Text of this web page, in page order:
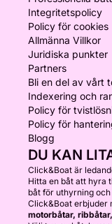
Integritetspolicy
Policy för cookies
Allmänna Villkor
Juridiska punkter
Partners
Bli en del av vårt
Indexering och
Policy för
Policy för
Blogg
DU KAN
Click&Boat är
Hitta en båt att hyra
båt för uthyrning
Click&Boat erbjuder
motorbåtar,